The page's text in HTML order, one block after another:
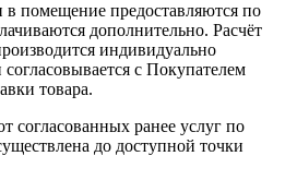
в помещение предоставляются по
дополнительно. Расчёт
индивидуально
с Покупателем
товара.
согласованных ранее услуг по
до доступной точки